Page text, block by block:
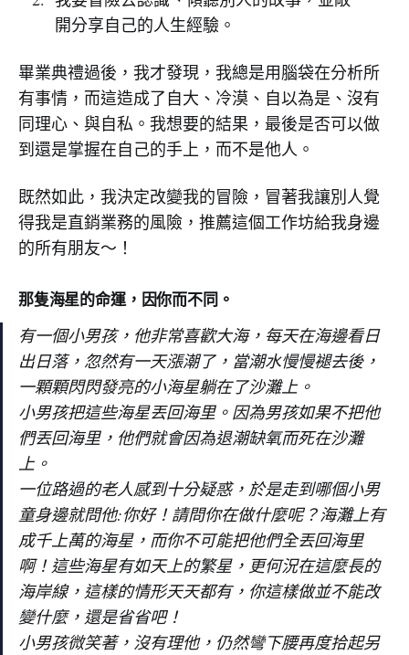
開分享自己的人生經驗。
畢業典禮過後，我才發現，我總是用腦袋在分析所
有事情，而這造成了自大、冷漠、自以為是、沒有
同理心、與自私。我想要的結果，最後是否可以做
到還是掌握在自己的手上，而不是他人。
既然如此，我決定改變我的冒險，冒著我讓別人覺
得我是直銷業務的風險，推薦這個工作坊給我身邊
的所有朋友～！
那隻海星的命運，因你而不同。
有一個小男孩，他非常喜歡大海，每天在海邊看日
出日落，忽然有一天漲潮了，當潮水慢慢褪去後，
一顆顆閃閃發亮的小海星躺在了沙灘上。
小男孩把這些海星丟回海里。因為男孩如果不把他
們丟回海里，他們就會因為退潮缺氧而死在沙灘
上。
一位路過的老人感到十分疑惑，於是走到哪個小男
童身邊就問他:你好！請問你在做什麼呢？海灘上有
成千上萬的海星，而你不可能把他們全丟回海里
啊！這些海星有如天上的繁星，更何況在這麼長的
海岸線，這樣的情形天天都有，你這樣做並不能改
變什麼，還是省省吧！
小男孩微笑著，沒有理他，仍然彎下腰再度拾起另